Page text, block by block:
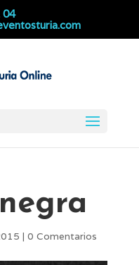
04
| 0 Comentarios